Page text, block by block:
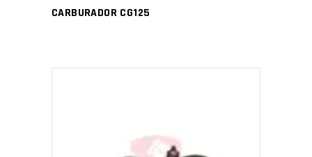
CARBURADOR CG125